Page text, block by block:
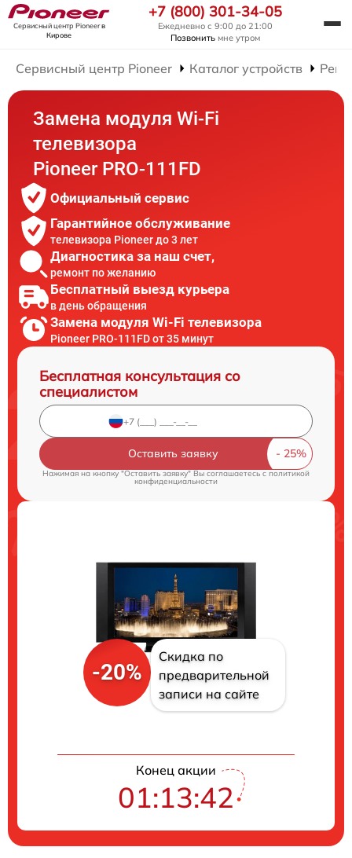
Сервисный центр Pioneerв
Кирове
+7 (800) 301-34-05
Ежедневно с 9:00 до 21:00
Позвонить мне утром
Сервисный центр Pioneer Каталог устройств
Замена модуля Wi-Fi
телевизора
Pioneer PRO-111FD
Официальный сервис
Гарантийное обслуживание
телевизора Pioneer до 3 лет
Диагностика за наш счет,
ремонт по желанию
Бесплатный выезд курьера
в день обращения
Замена модуля Wi-Fi телевизора
Pioneer PRO-111FD от 35 минут
Бесплатная консультация со
специалистом
Оставить заявку
Нажимая на кнопку "Оставить заявку" Вы соглашаетесь cполитикой
конфиденциальности
-20%
Скидка по
предварительной
записи на сайте
Конец акции
01:13:41